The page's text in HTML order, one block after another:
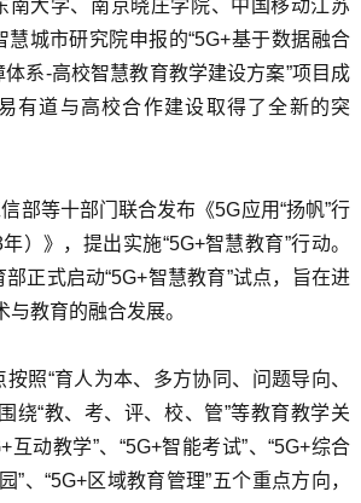
大学、南京晓庄学院、中国移动江苏
慧城市研究院申报的“5G+基于数据融合
系-高校智慧教育教学建设方案”项目成
有道与高校合作建设取得了全新的突
等十部门联合发布《5G应用“扬帆”行
）》，提出实施“5G+智慧教育”行动。
正式启动“5G+智慧教育”试点，旨在进
教育的融合发展。
“育人为本、多方协同、问题导向、
绕“教、考、评、校、管”等教育教学关
互动教学”、“5G+智能考试”、“5G+综合
”、“5G+区域教育管理”五个重点方向，